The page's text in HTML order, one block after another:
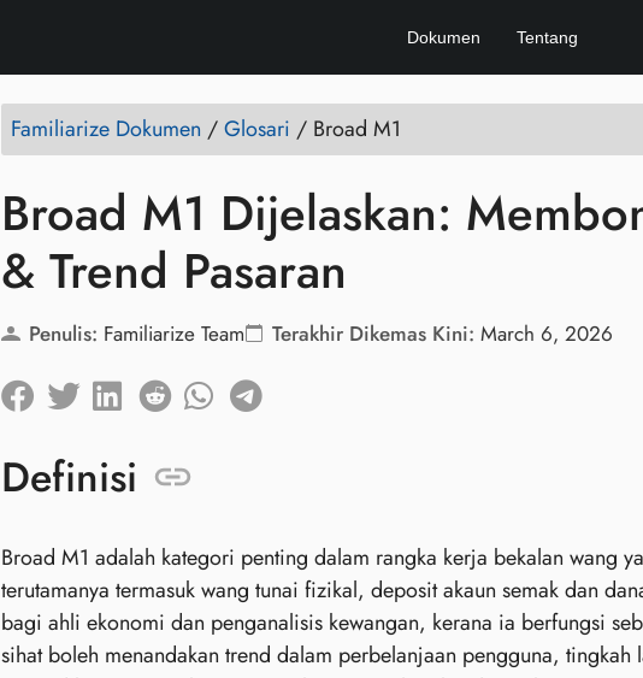
Dokumen Tentang
Familiarize Dokumen /Glosari / Broad M1
Broad M1 Dijelaskan:
& Trend Pasaran
Penulis: Familiarize Team Terakhir Dikemas Kini: March 6, 2026
Definisi
Broad M1 adalah kategori penting dalam rangka kerja bekalan wang
terutamanya termasuk wang tunai fizikal, deposit akaun semak dan
bagi ahli ekonomi dan penganalisis kewangan, kerana ia berfungsi
sihat boleh menandakan trend dalam perbelanjaan pengguna,